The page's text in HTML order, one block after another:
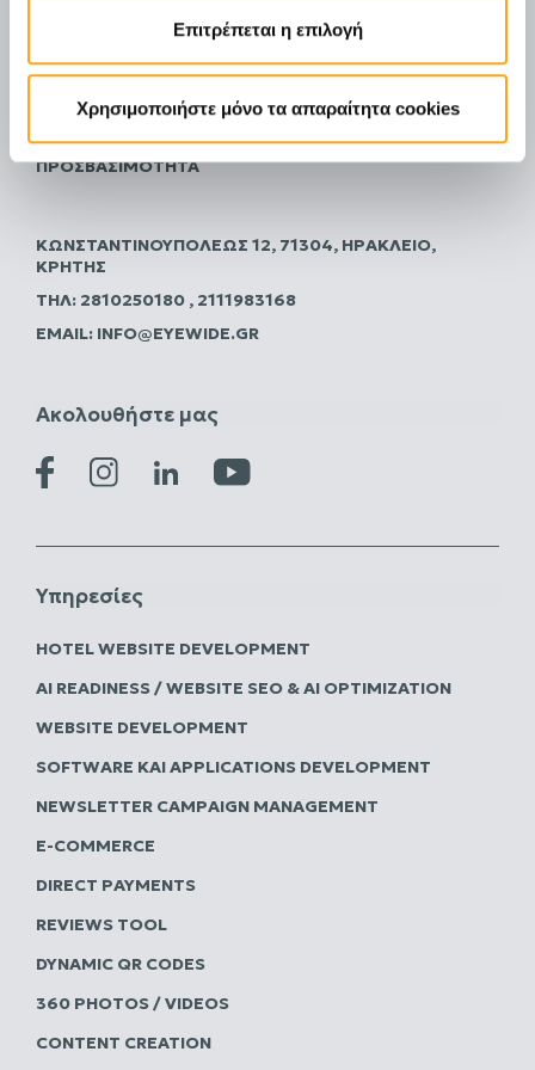
Επιτρέπεται η επιλογή
Χρησιμοποιήστε μόνο τα απαραίτητα cookies
ΠΟΛΙΤΙΚΗ ΑΠΟΡΡΗΤΟΥ
ΌΡΟΙ ΧΡΉΣΗΣ
ΠΡΟΣΒΑΣΙΜΌΤΗΤΑ
ΚΩΝΣΤΑΝΤΙΝΟΥΠΌΛΕΩΣ 12, 71304, ΗΡΆΚΛΕΙΟ,
ΚΡΉΤΗΣ
ΤΗΛ: 2810250180 , 2111983168
EMAIL: INFO@EYEWIDE.GR
Ακολουθήστε μας
Υπηρεσίες
HOTEL WEBSITE DEVELOPMENT
AI READINESS / WEBSITE SEO & AI OPTIMIZATION
WEBSITE DEVELOPMENT
SOFTWARE ΚΑΙ APPLICATIONS DEVELOPMENT
NEWSLETTER CAMPAIGN MANAGEMENT
E-COMMERCE
DIRECT PAYMENTS
REVIEWS TOOL
DYNAMIC QR CODES
360 PHOTOS / VIDEOS
CONTENT CREATION